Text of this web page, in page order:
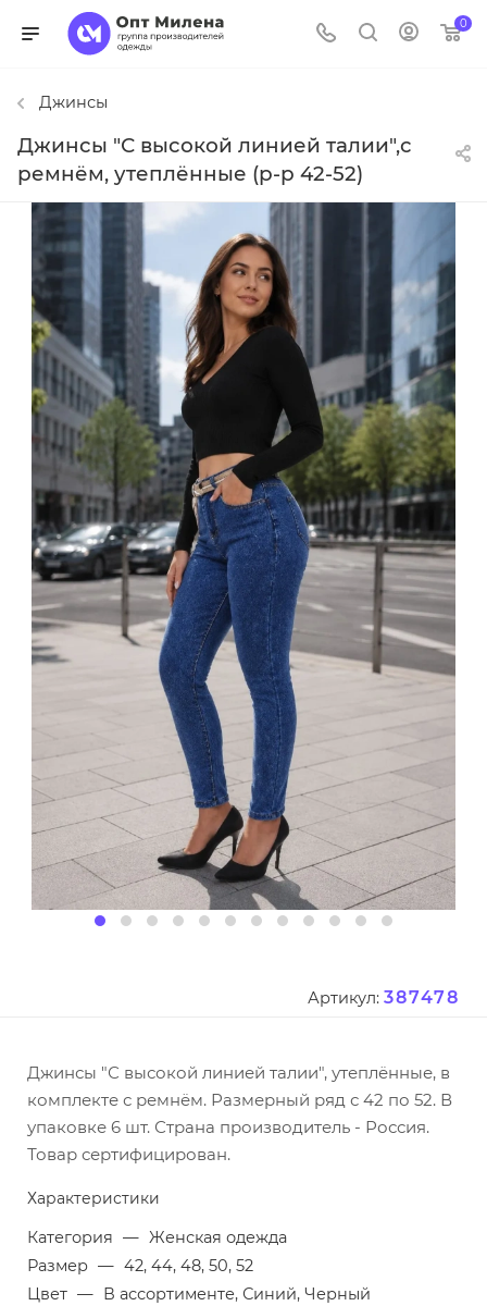
0
Джинсы
Джинсы "С высокой линией талии",с
ремнём, утеплённые (р-р 42-52)
Артикул: 387478
Джинсы "С высокой линией талии", утеплённые, в
комплекте с ремнём. Размерный ряд с 42 по 52. В
упаковке 6 шт. Страна производитель - Россия.
Товар сертифицирован.
Характеристики
Категория — Женская одежда
Размер — 42, 44, 48, 50, 52
Цвет — В ассортименте, Синий, Черный